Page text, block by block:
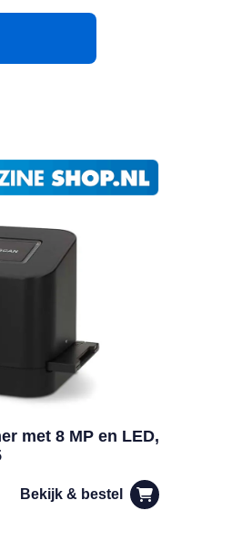
met 8 MP en LED,
Bekijk & bestel